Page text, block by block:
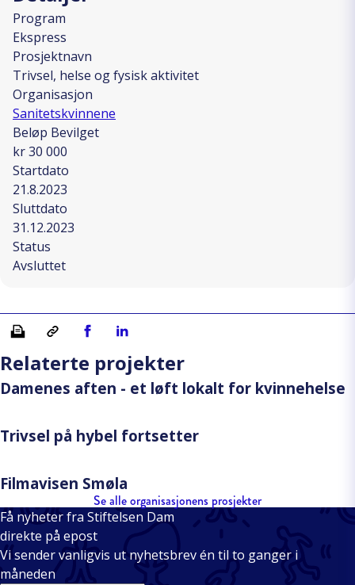
Program
Ekspress
Prosjektnavn
Trivsel, helse og fysisk aktivitet
Organisasjon
Sanitetskvinnene
Beløp Bevilget
kr 30 000
Startdato
21.8.2023
Sluttdato
31.12.2023
Status
Avsluttet
Skriv ut Kopiera länkDel på Facebook
Del på Linkedin
Relaterte projekter
Damenes aften - et løft lokalt for kvinnehelse
Trivsel på hybel fortsetter
Filmavisen Smøla
Se alle organisasjonens prosjekter
Få nyheter fra Stiftelsen Dam
direkte på epost
Vi sender vanligvis ut nyhetsbrev én til to ganger i
måneden